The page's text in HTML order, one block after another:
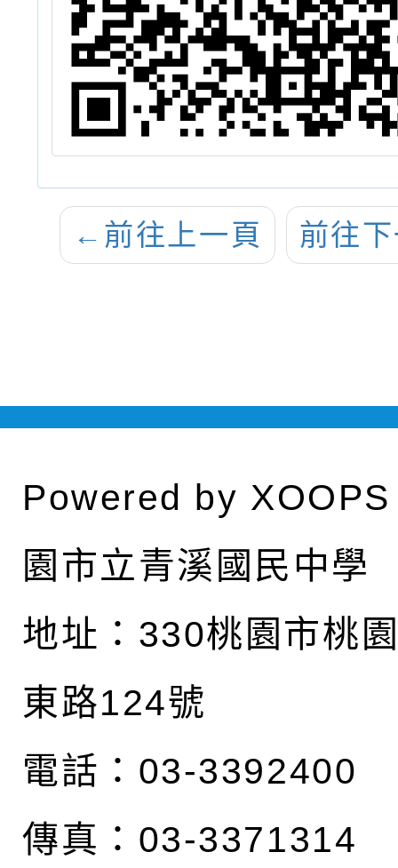
← 前往上一頁 前往
Powered by XOOPS
園市立青溪國民中學
地址： 330桃園市桃
東路124號
電話：03-3392400
傳真：03-3371314